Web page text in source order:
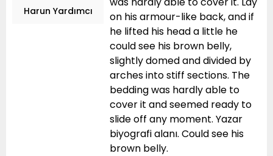
Harun Yardımcı
on his armour-like back, and if
he lifted his head a little he
could see his brown belly,
slightly domed and divided by
arches into stiff sections. The
bedding was hardly able to
cover it and seemed ready to
slide off any moment. Yazar
biyografi alanı. Could see his
brown belly.